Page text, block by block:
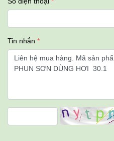
Tin nhắn